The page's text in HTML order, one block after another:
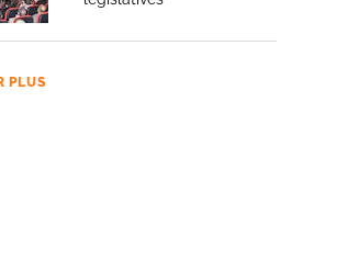
PLUS